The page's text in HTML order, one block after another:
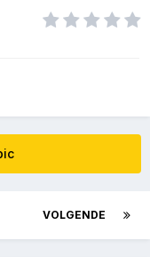
VOLGENDE